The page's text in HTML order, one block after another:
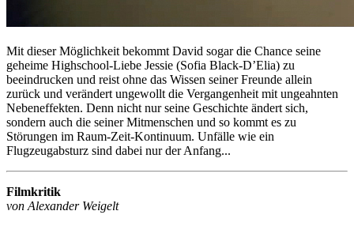
Mit dieser Möglichkeit bekommt David sogar die Chance seine
geheime Highschool-Liebe Jessie (Sofia Black-D’Elia) zu
beeindrucken und reist ohne das Wissen seiner Freunde allein
zurück und verändert ungewollt die Vergangenheit mit ungeahnten
Nebeneffekten. Denn nicht nur seine Geschichte ändert sich,
sondern auch die seiner Mitmenschen und so kommt es zu
Störungen im Raum-Zeit-Kontinuum. Unfälle wie ein
Flugzeugabsturz sind dabei nur der Anfang...
Filmkritik
von Alexander Weigelt